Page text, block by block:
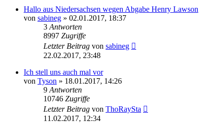
Hallo aus Niedersachsen wegen Abgabe Henry Lawson
von sabineg » 02.01.2017, 18:37
3 Antworten
8997 Zugriffe
Letzter Beitrag von sabineg
22.02.2017, 23:48
Ich stell uns auch mal vor
von Tyson » 18.01.2017, 14:26
9 Antworten
10746 Zugriffe
Letzter Beitrag von ThoRaySta
11.02.2017, 12:34